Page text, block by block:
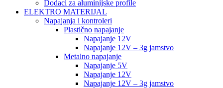
Dodaci za aluminijske profile
ELEKTRO MATERIJAL
Napajanja i kontroleri
Plastično napajanje
Napajanje 12V
Napajanje 12V – 3g jamstvo
Metalno napajanje
Napajanje 5V
Napajanje 12V
Napajanje 12V – 3g jamstvo